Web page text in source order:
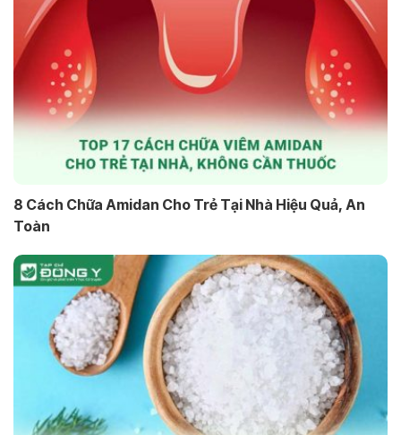
8 Cách Chữa Amidan Cho Trẻ Tại Nhà Hiệu Quả, An
Toàn